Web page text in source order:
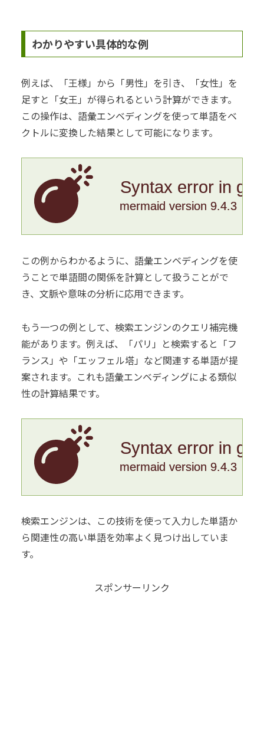
わかりやすい具体的な例
例えば、「王様」から「男性」を引き、「女性」を
足すと「女王」が得られるという計算ができます。
この操作は、語彙エンベディングを使って単語をベ
クトルに変換した結果として可能になります。
Syntax error in
mermaid version 9.4.3
この例からわかるように、語彙エンベディングを使
うことで単語間の関係を計算として扱うことがで
き、文脈や意味の分析に応用できます。
もう一つの例として、検索エンジンのクエリ補完機
能があります。例えば、「パリ」と検索すると「フ
ランス」や「エッフェル塔」など関連する単語が提
案されます。これも語彙エンベディングによる類似
性の計算結果です。
Syntax error in
mermaid version 9.4.3
検索エンジンは、この技術を使って入力した単語か
ら関連性の高い単語を効率よく見つけ出していま
す。
スポンサーリンク